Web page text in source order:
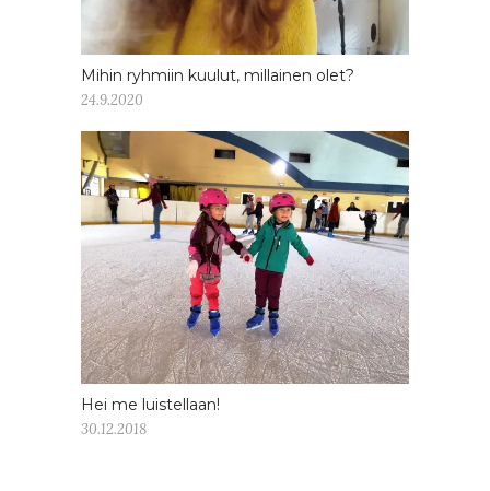
Mihin ryhmiin kuulut, millainen olet?
24.9.2020
Hei me luistellaan!
30.12.2018